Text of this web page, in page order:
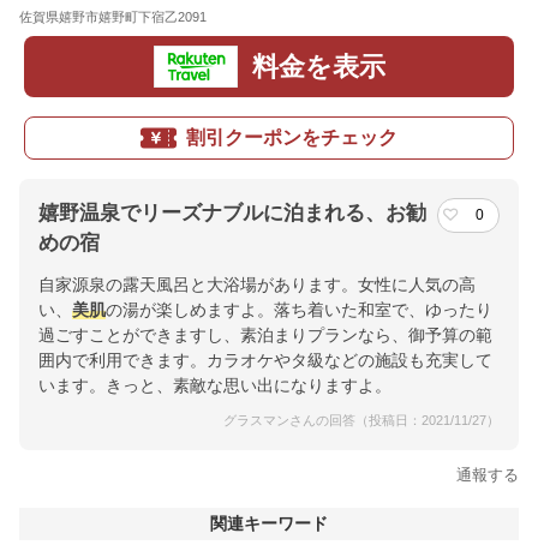
佐賀県嬉野市嬉野町下宿乙2091
料金を表示
割引クーポンをチェック
嬉野温泉でリーズナブルに泊まれる、お勧
めの宿
0
自家源泉の露天風呂と大浴場があります。女性に人気の高
い、 美肌の湯が楽しめますよ。落ち着いた和室で、ゆったり
過ごすことができますし、素泊まりプランなら、御予算の範
囲内で利用できます。カラオケやタ級などの施設も充実して
います。きっと、素敵な思い出になりますよ。
グラスマンさんの回答（投稿日：2021/11/27）
通報する
関連キーワード